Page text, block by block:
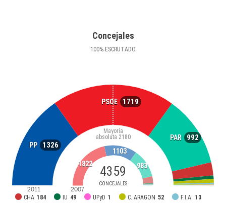
Concejales
100% ESCRUTADO
PP 1326
PSOE 1719
PAR 992
4359
CONCEJALES
Mayoría
absoluta 2180
CHA 184 IU 49 UPyD 1 C. ARAGON 52 F.I.A. 13
1822
1103
983
2011 2007